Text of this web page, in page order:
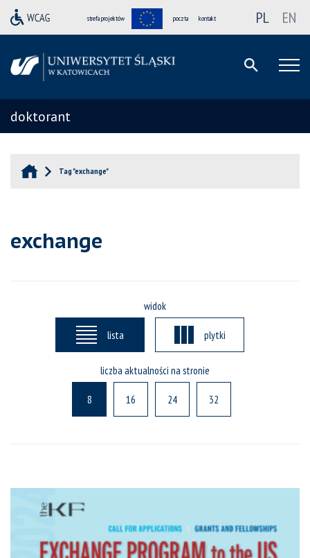
strefa projektów poczta kontakt PL EN
doktorant
Tag "exchange"
exchange
widok
lista plytki
liczba aktualności na stronie
8 16 24 32